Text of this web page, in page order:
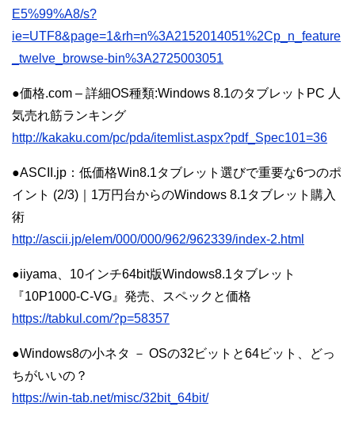
E5%99%A8/s?
ie=UTF8&page=1&rh=n%3A2152014051%2Cp_n_feature
_twelve_browse-bin%3A2725003051
●価格.com – 詳細OS種類:Windows 8.1のタブレットPC 人
気売れ筋ランキング
http://kakaku.com/pc/pda/itemlist.aspx?pdf_Spec101=36
●ASCII.jp：低価格Win8.1タブレット選びで重要な6つのポ
イント (2/3)｜1万円台からのWindows 8.1タブレット購入
術
http://ascii.jp/elem/000/000/962/962339/index-2.html
●iiyama、10インチ64bit版Windows8.1タブレット
『10P1000-C-VG』発売、スペックと価格
https://tabkul.com/?p=58357
●Windows8の小ネタ － OSの32ビットと64ビット、どっ
ちがいいの？
https://win-tab.net/misc/32bit_64bit/